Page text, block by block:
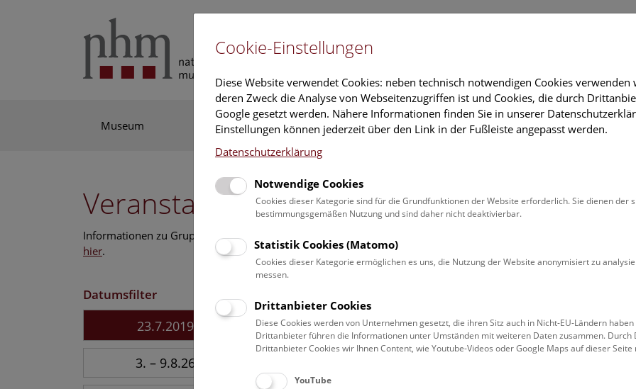
Museum Ausstellung Forschung Führungen & Aktivitäten Deck 50
Veranstaltungskalender
Informationen zu Gruppen,- Kindergarten- und Schulprogrammen finden Sie
hier.
Datumsfilter
23.7.2019
3. – 9.8.26
Erwachsene (0)
Familien (0)
Führungen &
Kulinarik &
Cookie-Einstellungen
Diese Website verwendet Cookies: neben technisch notwendigen Cookies verwenden
deren Zweck die Analyse von Webseitenzugriffen ist und Cookies, die durch
Google gesetzt werden. Nähere Informationen finden Sie in unserer
Einstellungen können jederzeit über den Link in der Fußleiste angepasst werden.
Datenschutzerklärung
Notwendige Cookies
Cookies dieser Kategorie sind für die Grundfunktionen der Website erforderlich. Sie dienen der
bestimmungsgemäßen Nutzung und sind daher nicht deaktivierbar.
Statistik Cookies (Matomo)
Cookies dieser Kategorie ermöglichen es uns, die Nutzung der Website anonymisiert zu
messen.
Drittanbieter Cookies
Diese Cookies werden von Unternehmen gesetzt, die ihren Sitz auch in Nicht-EU-Ländern haben
Drittanbieter führen die Informationen unter Umständen mit weiteren Daten zusammen. Durch
Drittanbieter Cookies wir Ihnen Content, wie Youtube-Videos oder Google Maps auf dieser
YouTube